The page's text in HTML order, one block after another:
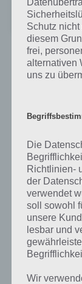
Preis:
RAD
Tiny Wings. So
Allerdings gibt es
haben mit eine
Bildschirm beim
abgespielt
und iPad auf. Wir
Problem
Schutz
diesem
frei,
alternativen
uns zu
Die
Richtlinien-
der
verwendet
soll sowohl
unsere
lesbar und
Wir